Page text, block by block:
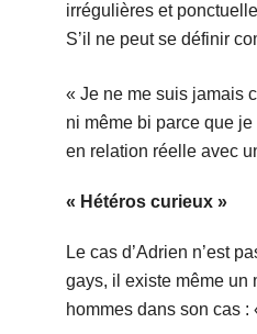
irrégulières et
S’il ne peut se définir
« Je ne me suis jamais
ni même bi parce que
en relation réelle avec
« Hétéros curieux »
Le cas d’Adrien n’est
gays, il existe même un
hommes dans son cas :